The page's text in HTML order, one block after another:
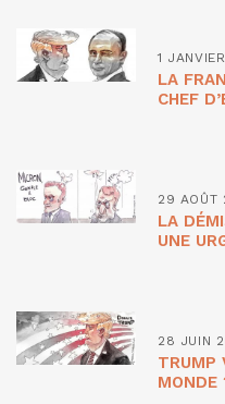
1
LA
CHEF
29 AOÛT
LA
UNE
28 JUIN
TRUMP
MONDE